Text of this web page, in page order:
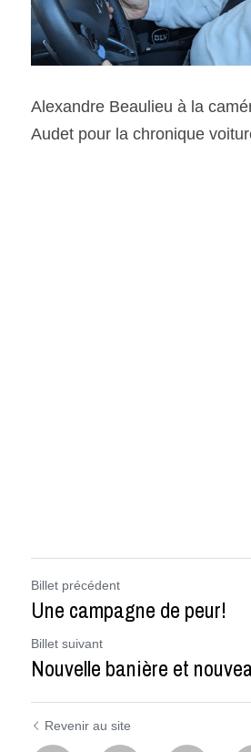
Alexandre Beaulieu à la
Audet pour la chronique
Billet précédent
Une campagne de peur!
Billet suivant
Nouvelle banière et
Revenir au site